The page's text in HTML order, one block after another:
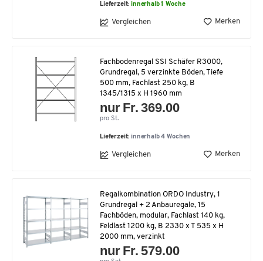
Lieferzeit:innerhalb 1 Woche
Vergleichen Merken
Fachbodenregal SSI Schäfer R3000,
Grundregal, 5 verzinkte Böden, Tiefe
500 mm, Fachlast 250 kg, B
1345/1315 x H 1960 mm
nur Fr. 369.00
pro St.
Lieferzeit: innerhalb 4 Wochen
Vergleichen Merken
Regalkombination ORDO Industry, 1
Grundregal + 2 Anbauregale, 15
Fachböden, modular, Fachlast 140 kg,
Feldlast 1200 kg, B 2330 x T 535 x H
2000 mm, verzinkt
nur Fr. 579.00